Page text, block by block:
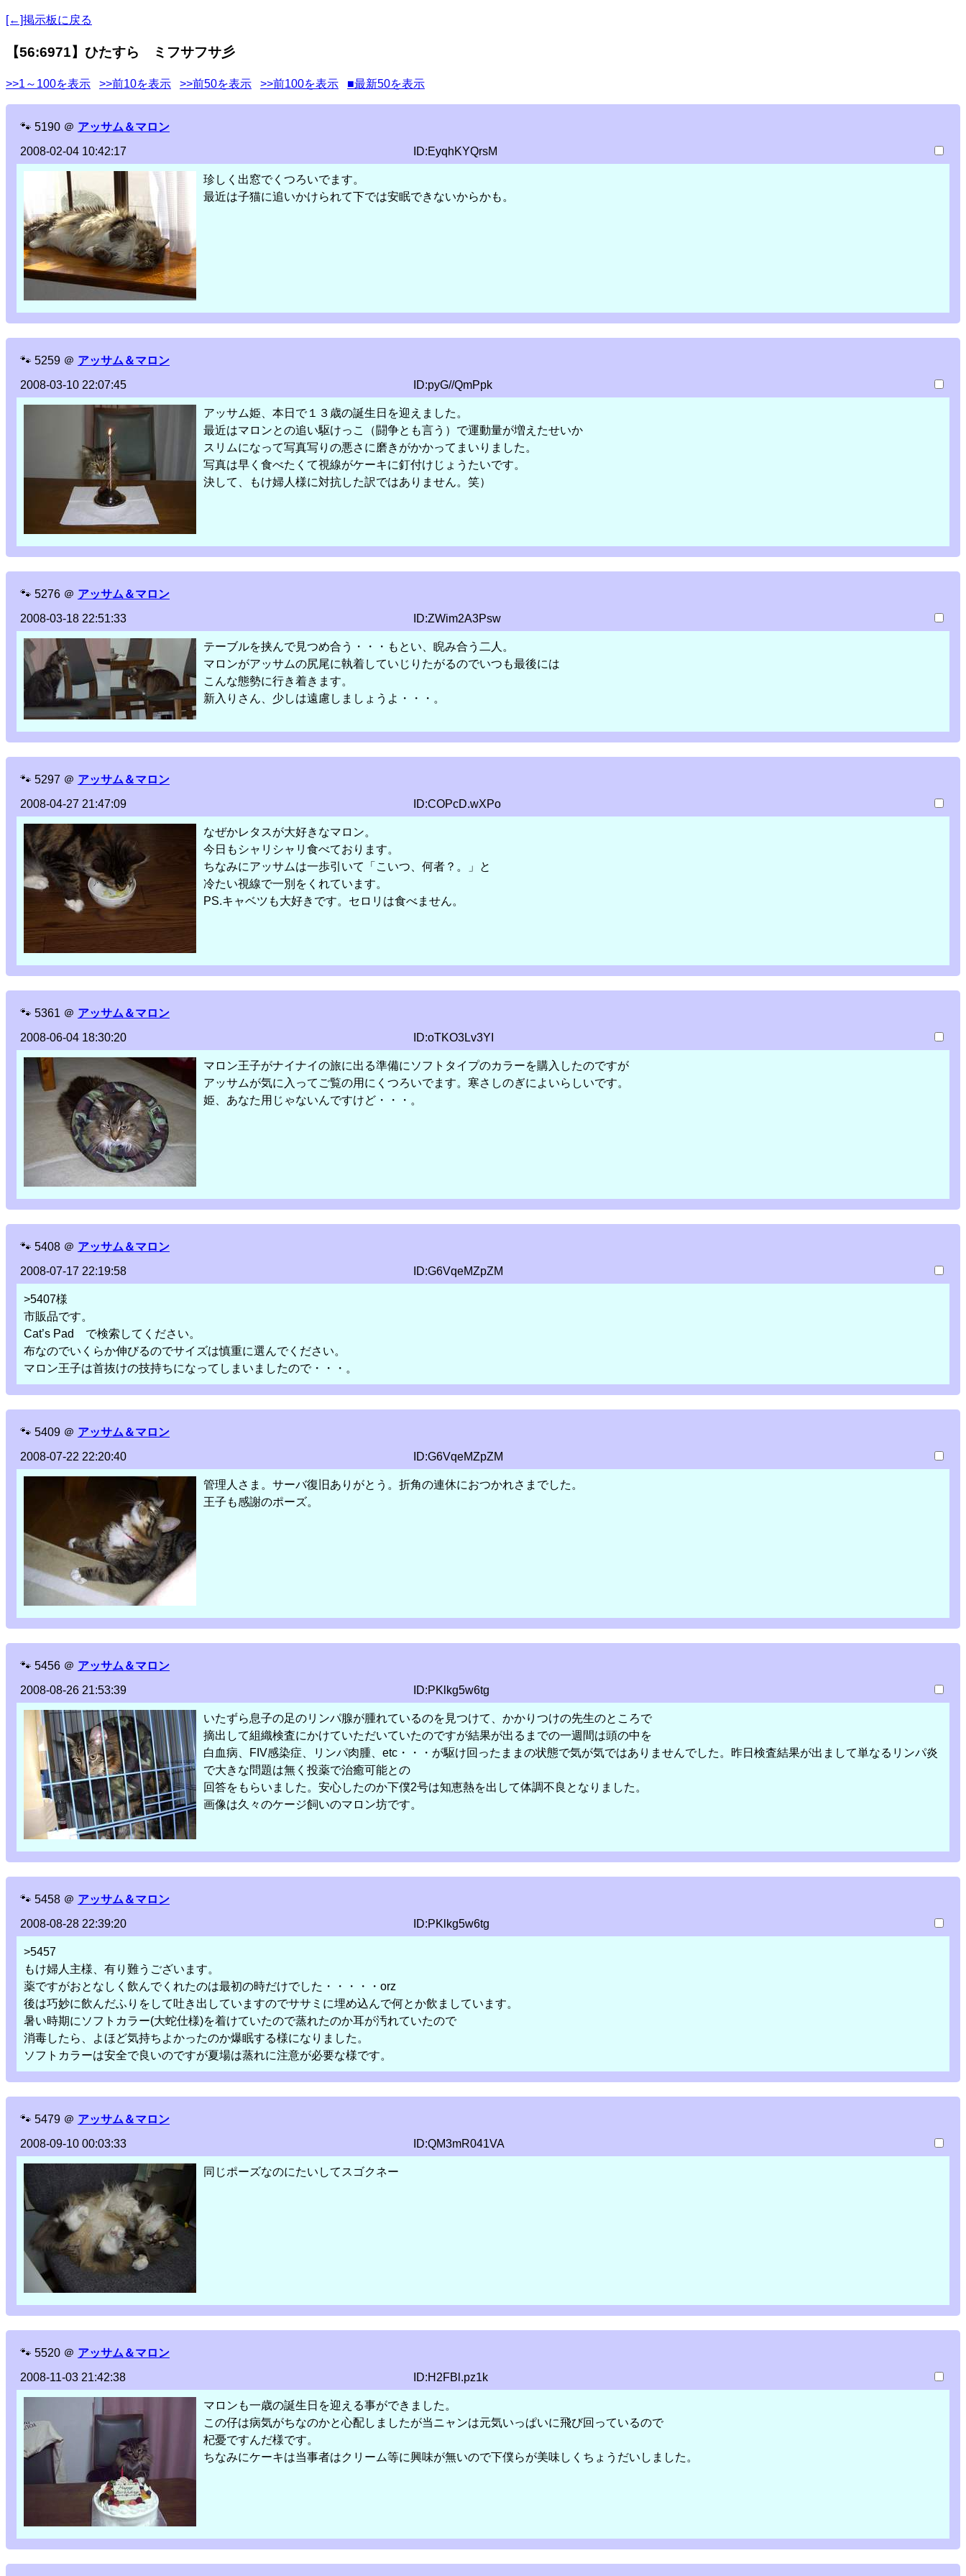
[←]掲示板に戻る
【56:6971】ひたすら ミフサフサ彡
>>1～100を表示 >>前10を表示 >>前50を表示 >>前100を表示 ■最新50を表示
🐾 5190 ＠ アッサム＆マロン
2008-02-04 10:42:17
ID:EyqhKYQrsM
珍しく出窓でくつろいでます。
最近は子猫に追いかけられて下では安眠できないからかも。
🐾 5259 ＠ アッサム＆マロン
2008-03-10 22:07:45
ID:pyG//QmPpk
アッサム姫、本日で１３歳の誕生日を迎えました。
最近はマロンとの追い駆けっこ（闘争とも言う）で運動量が増えたせいか
スリムになって写真写りの悪さに磨きがかかってまいりました。
写真は早く食べたくて視線がケーキに釘付けじょうたいです。
決して、もけ婦人様に対抗した訳ではありません。笑）
🐾 5276 ＠ アッサム＆マロン
2008-03-18 22:51:33
ID:ZWim2A3Psw
テーブルを挟んで見つめ合う・・・もとい、睨み合う二人。
マロンがアッサムの尻尾に執着していじりたがるのでいつも最後には
こんな態勢に行き着きます。
新入りさん、少しは遠慮しましょうよ・・・。
🐾 5297 ＠ アッサム＆マロン
2008-04-27 21:47:09
ID:COPcD.wXPo
なぜかレタスが大好きなマロン。
今日もシャリシャリ食べております。
ちなみにアッサムは一歩引いて「こいつ、何者？。」と
冷たい視線で一別をくれています。
PS.キャベツも大好きです。セロリは食べません。
🐾 5361 ＠ アッサム＆マロン
2008-06-04 18:30:20
ID:oTKO3Lv3YI
マロン王子がナイナイの旅に出る準備にソフトタイプのカラーを購入したのですが
アッサムが気に入ってご覧の用にくつろいでます。寒さしのぎによいらしいです。
姫、あなた用じゃないんですけど・・・。
🐾 5408 ＠ アッサム＆マロン
2008-07-17 22:19:58
ID:G6VqeMZpZM
>5407様
市販品です。
Cat’s Pad で検索してください。
布なのでいくらか伸びるのでサイズは慎重に選んでください。
マロン王子は首抜けの技持ちになってしまいましたので・・・。
🐾 5409 ＠ アッサム＆マロン
2008-07-22 22:20:40
ID:G6VqeMZpZM
管理人さま。サーバ復旧ありがとう。折角の連休におつかれさまでした。
王子も感謝のポーズ。
🐾 5456 ＠ アッサム＆マロン
2008-08-26 21:53:39
ID:PKlkg5w6tg
いたずら息子の足のリンパ腺が腫れているのを見つけて、かかりつけの先生のところで
摘出して組織検査にかけていただいていたのですが結果が出るまでの一週間は頭の中を
白血病、FIV感染症、リンパ肉腫、etc・・・が駆け回ったままの状態で気が気ではありませんでした。昨日検査結果が出まして単なるリンパ炎
で大きな問題は無く投薬で治癒可能との
回答をもらいました。安心したのか下僕2号は知恵熱を出して体調不良となりました。
画像は久々のケージ飼いのマロン坊です。
🐾 5458 ＠ アッサム＆マロン
2008-08-28 22:39:20
ID:PKlkg5w6tg
>5457
もけ婦人主様、有り難うございます。
薬ですがおとなしく飲んでくれたのは最初の時だけでした・・・・・orz
後は巧妙に飲んだふりをして吐き出していますのでササミに埋め込んで何とか飲ましています。
暑い時期にソフトカラー(大蛇仕様)を着けていたので蒸れたのか耳が汚れていたので
消毒したら、よほど気持ちよかったのか爆眠する様になりました。
ソフトカラーは安全で良いのですが夏場は蒸れに注意が必要な様です。
🐾 5479 ＠ アッサム＆マロン
2008-09-10 00:03:33
ID:QM3mR041VA
同じポーズなのにたいしてスゴクネー
🐾 5520 ＠ アッサム＆マロン
2008-11-03 21:42:38
ID:H2FBl.pz1k
マロンも一歳の誕生日を迎える事ができました。
この仔は病気がちなのかと心配しましたが当ニャンは元気いっぱいに飛び回っているので
杞憂ですんだ様です。
ちなみにケーキは当事者はクリーム等に興味が無いので下僕らが美味しくちょうだいしました。